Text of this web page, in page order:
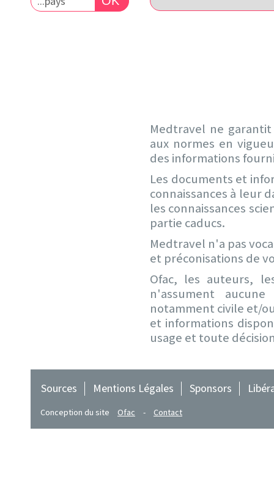
Medtravel ne
aux normes en
des informations
Les documents et
connaissances à leur
les connaissances
partie caducs.
Medtravel n'a pas
et préconisations de
Ofac, les auteurs,
n'assument
notamment civile et/
et informations
usage et toute
Sources Mentions Légales Sponsors
Conception du site Ofac - Contact